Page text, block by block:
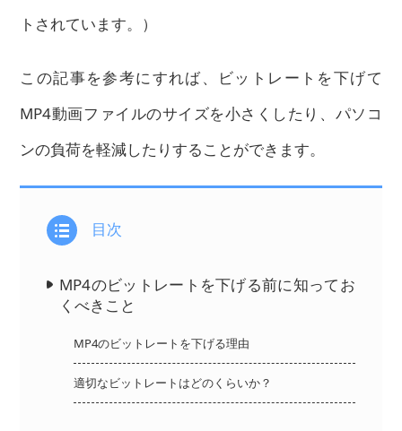
トされています。）
この記事を参考にすれば、ビットレートを下げて
MP4動画ファイルのサイズを小さくしたり、パソコ
ンの負荷を軽減したりすることができます。
目次
MP4のビットレートを下げる前に知ってお
くべきこと
MP4のビットレートを下げる理由
適切なビットレートはどのくらいか？